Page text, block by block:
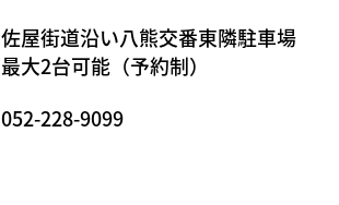
佐屋街道沿い八熊交番東隣駐車場
最大2台可能（予約制）
052-228-9099